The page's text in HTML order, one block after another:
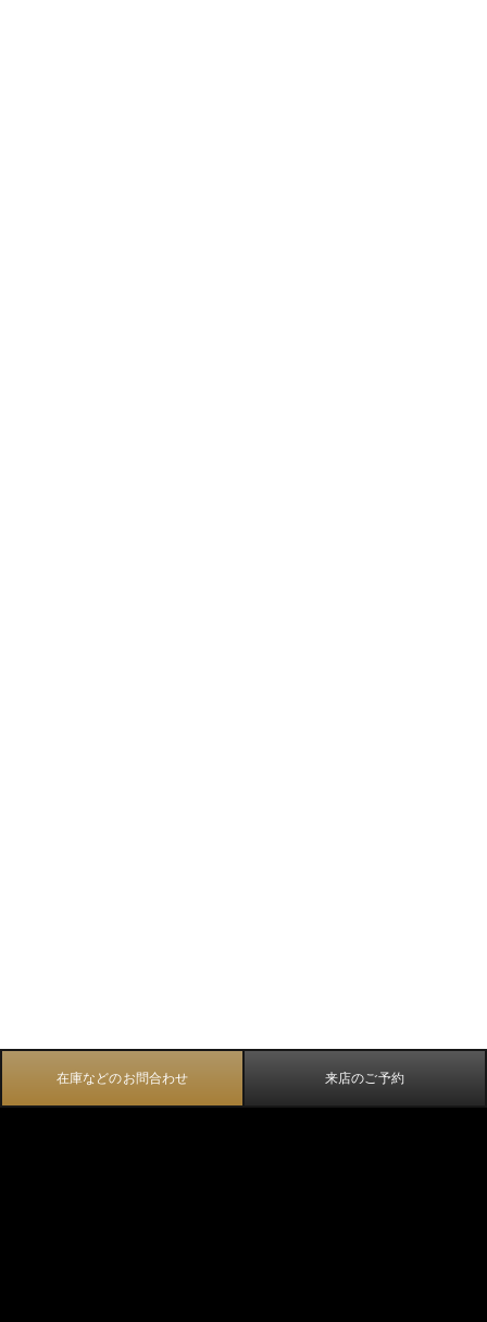
在庫などのお問合わせ 来店のご予約